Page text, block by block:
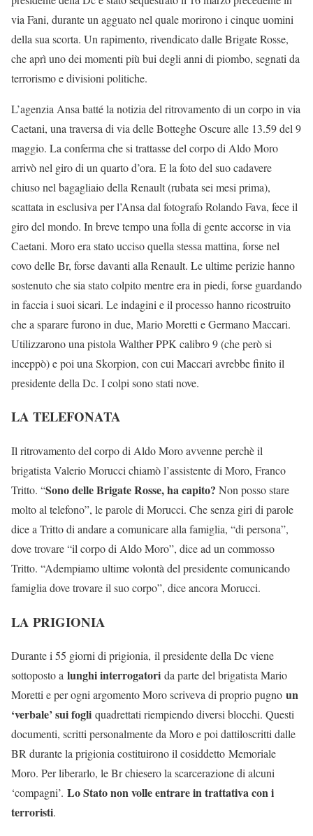
via Fani, durante un agguato nel quale morirono i cinque uomini
della sua scorta. Un rapimento, rivendicato dalle Brigate Rosse,
che aprì uno dei momenti più bui degli anni di piombo, segnati da
terrorismo e divisioni politiche.
L’agenzia Ansa batté la notizia del ritrovamento di un corpo in via
Caetani, una traversa di via delle Botteghe Oscure alle 13.59 del 9
maggio. La conferma che si trattasse del corpo di Aldo Moro
arrivò nel giro di un quarto d’ora. E la foto del suo cadavere
chiuso nel bagagliaio della Renault (rubata sei mesi prima),
scattata in esclusiva per l’Ansa dal fotografo Rolando Fava, fece il
giro del mondo. In breve tempo una folla di gente accorse in via
Caetani. Moro era stato ucciso quella stessa mattina, forse nel
covo delle Br, forse davanti alla Renault. Le ultime perizie hanno
sostenuto che sia stato colpito mentre era in piedi, forse guardando
in faccia i suoi sicari. Le indagini e il processo hanno ricostruito
che a sparare furono in due, Mario Moretti e Germano Maccari.
Utilizzarono una pistola Walther PPK calibro 9 (che però si
inceppò) e poi una Skorpion, con cui Maccari avrebbe finito il
presidente della Dc. I colpi sono stati nove.
LA TELEFONATA
Il ritrovamento del corpo di Aldo Moro avvenne perchè il
brigatista Valerio Morucci chiamò l’assistente di Moro, Franco
Tritto. “Sono delle Brigate Rosse, ha capito? Non posso stare
molto al telefono”, le parole di Morucci. Che senza giri di parole
dice a Tritto di andare a comunicare alla famiglia, “di persona”,
dove trovare “il corpo di Aldo Moro”, dice ad un commosso
Tritto. “Adempiamo ultime volontà del presidente comunicando
famiglia dove trovare il suo corpo”, dice ancora Morucci.
LA PRIGIONIA
Durante i 55 giorni di prigionia, il presidente della Dc viene
sottoposto a lunghi interrogatori da parte del brigatista Mario
Moretti e per ogni argomento Moro scriveva di proprio pugno un
‘verbale’ sui fogli quadrettati riempiendo diversi blocchi. Questi
documenti, scritti personalmente da Moro e poi dattiloscritti dalle
BR durante la prigionia costituirono il cosiddetto Memoriale
Moro. Per liberarlo, le Br chiesero la scarcerazione di alcuni
‘compagni’. Lo Stato non volle entrare in trattativa con i
terroristi.